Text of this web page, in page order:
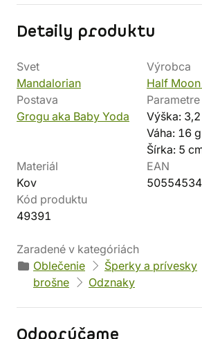
Detaily produktu
Svet
Mandalorian
Výrobca
Half
Postava
Grogu aka Baby Yoda
Parametre
Výška:
Váha: 16 g
Šírka: 5
Materiál
Kov
EAN
Kód produktu
49391
Zaradené v kategóriách
Oblečenie
Šperky a prívesky
brošne
Odznaky